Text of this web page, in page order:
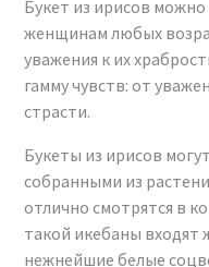
Букет из ирисов
женщинам любых
уважения к их
гамму чувств: от
страсти.
Букеты из ирисов
собранными из
отлично смотрятся в
такой икебаны
нежнейшие белые